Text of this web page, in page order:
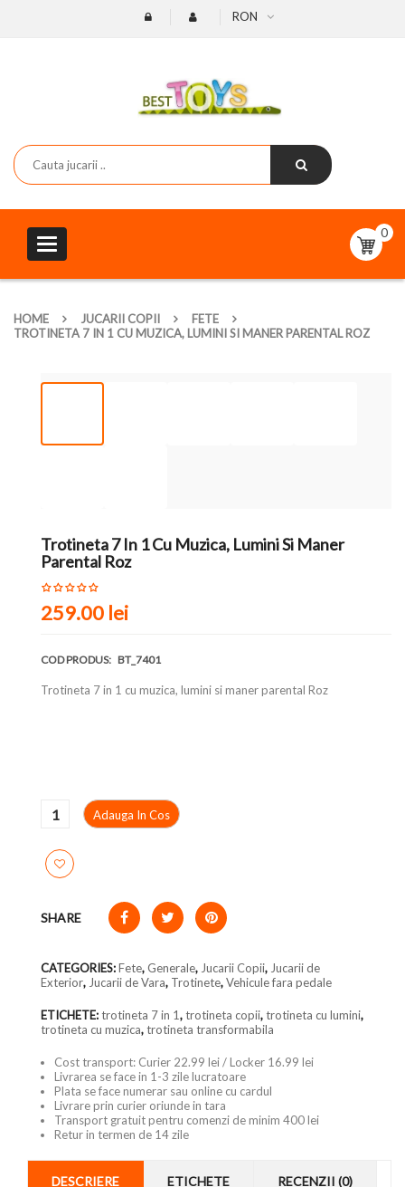
RON
Toggle
navigation
0
HOME JUCARII COPII
FETE
TROTINETA 7 IN 1 CU MUZICA, LUMINI SI MANER PARENTAL ROZ
Trotineta 7 In 1 Cu Muzica, Lumini Si Maner
Parental Roz
259.00 lei
COD PRODUS: BT_7401
Trotineta 7 in 1 cu muzica, lumini si maner parental Roz
Adauga In Cos
SHARE
CATEGORIES:Fete, Generale, Jucarii Copii, Jucarii de
Exterior, Jucarii de Vara, Trotinete,Vehicule fara pedale
ETICHETE:trotineta 7 in 1,trotineta copii,trotineta cu lumini,
trotineta cu muzica,trotineta transformabila
Cost transport: Curier 22.99 lei / Locker 16.99 lei
Livrarea se face in 1-3 zile lucratoare
Plata se face numerar sau online cu cardul
Livrare prin curier oriunde in tara
Transport gratuit pentru comenzi de minim 400 lei
Retur in termen de 14 zile
DESCRIERE ETICHETE RECENZII (0)